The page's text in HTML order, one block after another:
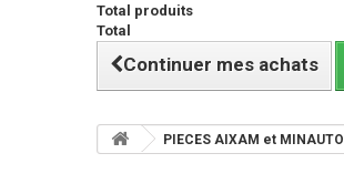
Total produits
Total
Continuer mes achats
PIECES AIXAM et MINAUTO